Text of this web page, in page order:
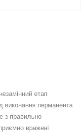
етап
виконання перманента
з правильно
вражені